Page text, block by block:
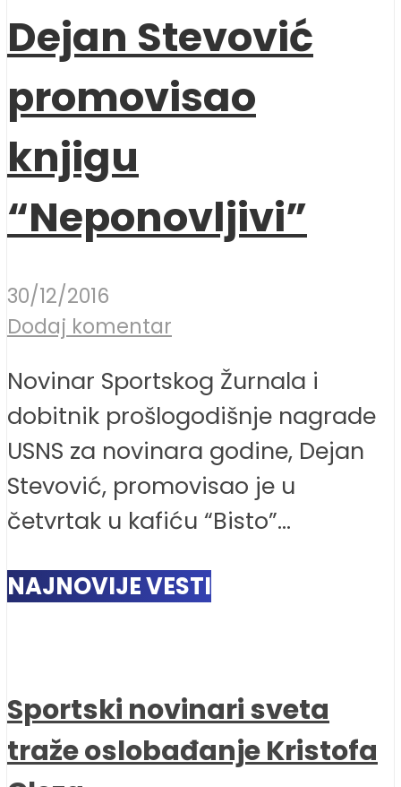
Dejan Stevović
promovisao
knjigu
“Neponovljivi”
30/12/2016
Dodaj komentar
Novinar Sportskog Žurnala i
dobitnik prošlogodišnje nagrade
USNS za novinara godine, Dejan
Stevović, promovisao je u
četvrtak u kafiću “Bisto”...
NAJNOVIJE VESTI
Sportski novinari sveta
traže oslobađanje Kristofa